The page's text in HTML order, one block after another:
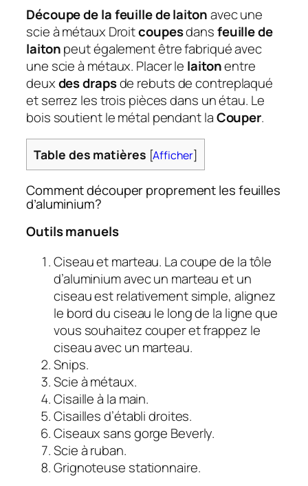
Découpe de la feuille de laitonavec une
scie à métaux Droitcoupesdansfeuille de
laitonpeut également être fabriqué avec
une scie à métaux. Placer le laitonentre
deuxdes drapsde rebuts de contreplaqué
et serrez les trois pièces dans un étau. Le
bois soutient le métal pendant laCouper.
Table des matières [Afficher]
Comment découper proprement les feuilles
d’aluminium?
Outils manuels
Ciseau et marteau. La coupe de la tôle
d’aluminium avec un marteau et un
ciseau est relativement simple, alignez
le bord du ciseau le long de la ligne que
vous souhaitez couper et frappez le
ciseau avec un marteau.
Snips.
Scie à métaux.
Cisaille à la main.
Cisailles d’établi droites.
Ciseaux sans gorge Beverly.
Scie à ruban.
Grignoteuse stationnaire.